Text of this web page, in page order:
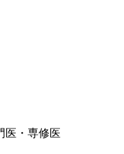
医・専修医